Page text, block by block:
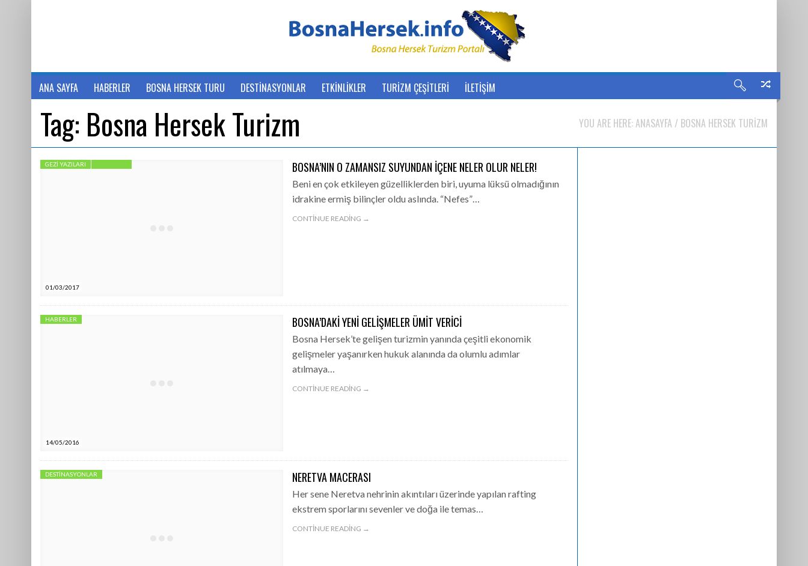
ANA SAYFA HABERLER BOSNA HERSEK TURU DESTİNASYONLAR ETKİNLİKLER TURİZM ÇEŞİTLERİ İLETİŞİM
Tag: Bosna Hersek Turizm YOU ARE HERE:ANASAYFA / BOSNA HERSEK TURIZM
01/03/2017
GEZI YAZILARI BOSNA’NIN O ZAMANSIZ SUYUNDAN IÇENE NELER OLUR NELER!
Beni en çok etkileyen güzelliklerden biri, uyuma lüksü olmadığının
idrakine ermiş bilinçler oldu aslında. “Nefes”…
CONTINUE READING →
14/05/2016
HABERLER BOSNA’DAKI YENI GELIŞMELER ÜMIT VERICI
Bosna Hersek’te gelişen turizmin yanında çeşitli ekonomik
gelişmeler yaşanırken hukuk alanında da olumlu adımlar
atılmaya…
CONTINUE READING →
DESTINASYONLAR NERETVA MACERASI
Her sene Neretva nehrinin akıntıları üzerinde yapılan rafting
ekstrem sporlarını sevenler ve doğa ile temas…
CONTINUE READING →